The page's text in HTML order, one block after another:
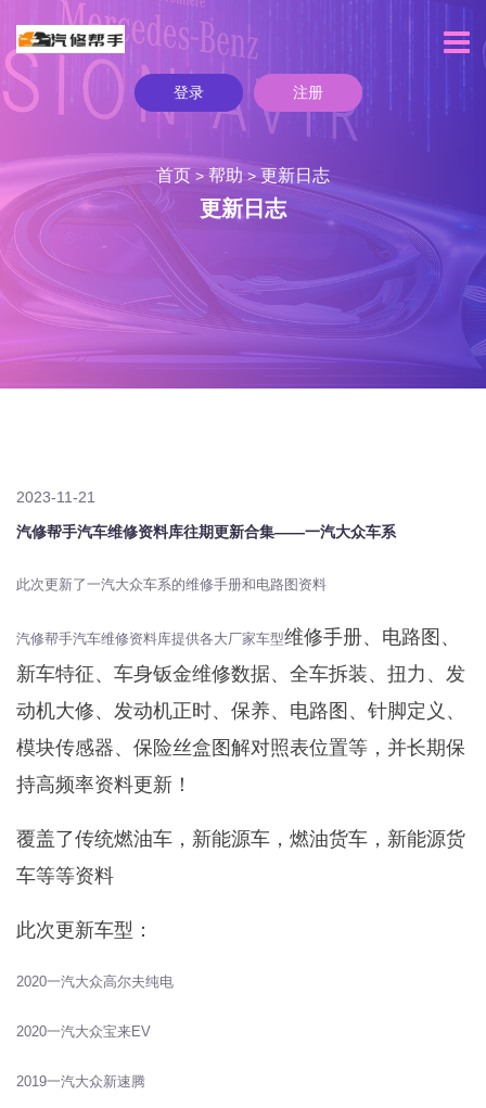
登录 注册
首页 > 帮助>更新日志
更新日志
2023-11-21
汽修帮手汽车维修资料库往期更新合集——一汽大众车系
此次更新了一汽大众车系的维修手册和电路图资料
汽修帮手汽车维修资料库提供各大厂家车型维修手册、电路图、
新车特征、车身钣金维修数据、全车拆装、扭力、发
动机大修、发动机正时、保养、电路图、针脚定义、
模块传感器、保险丝盒图解对照表位置等，并长期保
持高频率资料更新！
覆盖了传统燃油车，新能源车，燃油货车，新能源货
车等等资料
此次更新车型：
2020一汽大众高尔夫纯电
2020一汽大众宝来EV
2019一汽大众新速腾